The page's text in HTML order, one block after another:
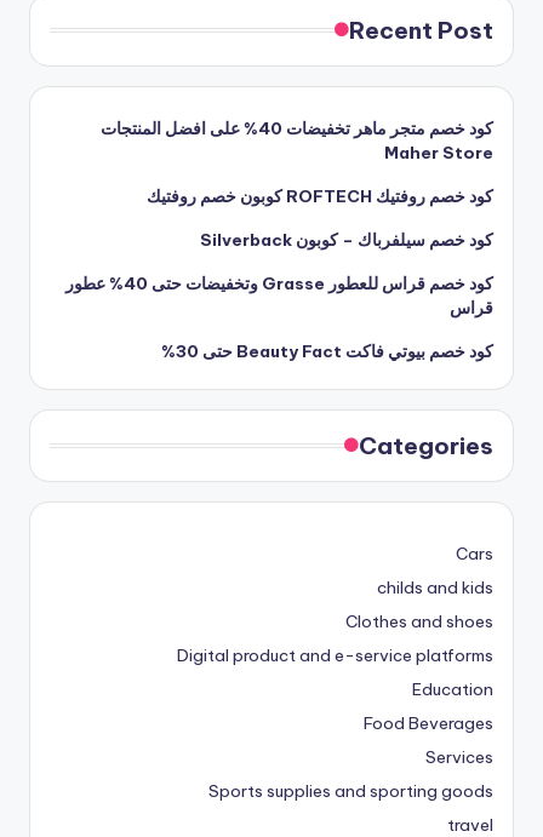
Recent Post
كود خصم متجر ماهر تخفيضات 40% على افضل المنتجات
Maher Store
كود خصم روفتيك ROFTECH كوبون خصم روفتيك
كود خصم سيلفرباك – كوبون Silverback
كود خصم قراس للعطور Grasse وتخفيضات حتى 40% عطور
قراس
كود خصم بيوتي فاكت Beauty Fact حتى 30%
Categories
Cars
childs and kids
Clothes and shoes
Digital product and e-service platforms
Education
Food Beverages
Services
Sports supplies and sporting goods
travel